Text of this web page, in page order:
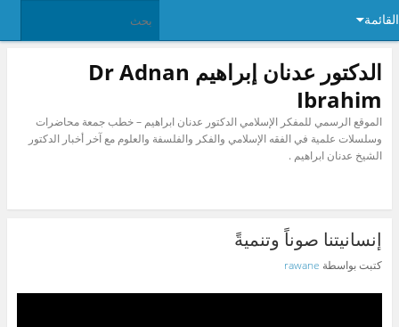
القائمة
الدكتور عدنان إبراهيم Dr Adnan
Ibrahim
الموقع الرسمي للمفكر الإسلامي الدكتور عدنان ابراهيم – خطب جمعة محاضرات
وسلسلات علمية في الفقه الإسلامي والفكر والفلسفة والعلوم مع آخر أخبار الدكتور
الشيخ عدنان ابراهيم .
إنسانيتنا صوناً وتنميةً
كتبت بواسطة rawane